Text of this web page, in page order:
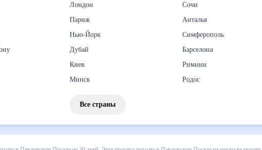
Лондон
Париж
Нью-Йорк
Дубай
Киев
Минск
Сочи
Анталья
Симферополь
Барселона
Римини
Родос
Все страны